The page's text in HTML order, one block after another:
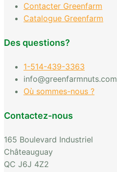
Contacter Greenfarm
Catalogue Greenfarm
Des questions?
1-514-439-3363
info@greenfarmnuts.com
Où sommes-nous ?
Contactez-nous
165 Boulevard Industriel
Châteauguay
QC J6J 4Z2